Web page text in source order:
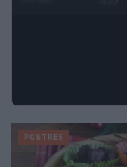
POSTRES